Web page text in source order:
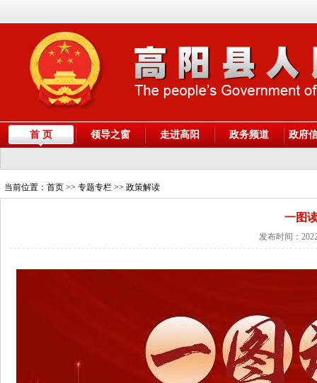
首 页 领导之窗 走进高阳 政务频道 政府
当前位置： 首页 >> 专题专栏 >> 政策解读
一图
发布时间：